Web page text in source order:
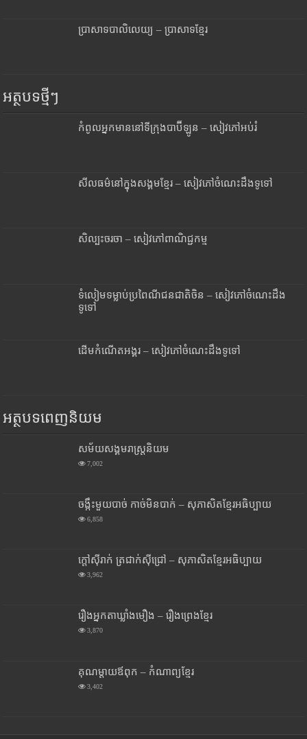
ប្រាសាទបាលិលេយ្យ – ប្រាសាទខ្មែរ
អត្ថបទថ្មីៗ
កំពូលអ្នកមាននៅទីក្រុងបាប៊ីឡូន – សៀវភៅអប់រំ
សីលធម៌នៅក្នុងសង្គមខ្មែរ – សៀវភៅចំណេះដឹងទូទៅ
សិល្បះចរចា – សៀវភៅពាណិជ្ជកម្ម
ទំលៀមទម្លាប់ប្រពៃណីជនជាតិចិន – សៀវភៅចំណេះដឹង
ទូទៅ
ដើមកំណើតអង្គរ – សៀវភៅចំណេះដឹងទូទៅ
អត្ថបទពេញនិយម
សម័យសង្គមរាស្រ្តនិយម
7,002
ចង្កឹះមួយបាច់ កាច់មិនបាក់ – សុភាសិតខ្មែរអធិប្បាយ
6,858
ក្តៅស៊ីរាក់ ត្រជាក់ស៊ីជ្រៅ – សុភាសិតខ្មែរអធិប្បាយ
3,962
រឿងអ្នកតាឃ្លាំងមឿង – រឿងព្រេងខ្មែរ
3,870
គុណម្តាយឪពុក – កំណាព្យខ្មែរ
3,402